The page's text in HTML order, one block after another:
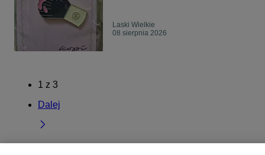
Laski Wielkie
08 sierpnia 2026
1 z 3
Dalej